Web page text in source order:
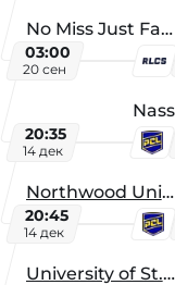
No Miss Just Fake
03:00
20 сен
Nass
20:35
14 дек
Northwood University
20:45
14 дек
University of St. Thomas